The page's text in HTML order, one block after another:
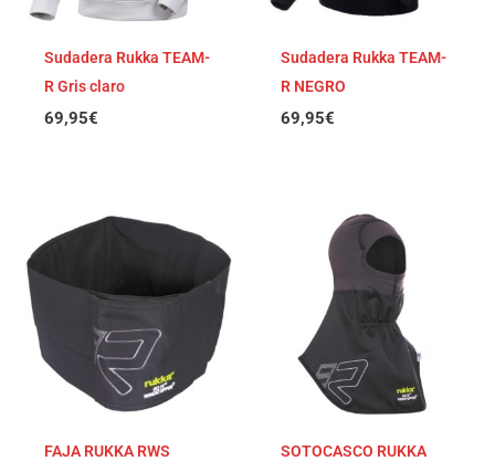
Sudadera Rukka TEAM-
R Gris claro
69,95€
Sudadera Rukka TEAM-
R NEGRO
69,95€
FAJA RUKKA RWS
SOTOCASCO RUKKA